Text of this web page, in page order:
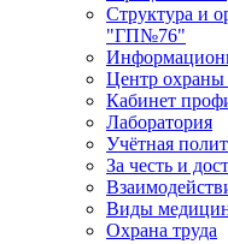
Структура и
"ГП№76"
Центр охраны
Кабинет
Лаборатория
Учётная
За честь и
Виды
Охрана труда